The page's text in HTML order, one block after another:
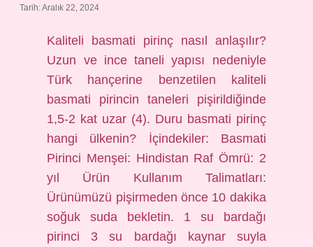
Tarih: Aralık 22, 2024
Kaliteli basmati pirinç nasıl anlaşılır?
Uzun ve ince taneli yapısı nedeniyle
Türk hançerine benzetilen kaliteli
basmati pirincin taneleri pişirildiğinde
1,5-2 kat uzar (4). Duru basmati pirinç
hangi ülkenin? İçindekiler: Basmati
Pirinci Menşei: Hindistan Raf Ömrü: 2
yıl Ürün Kullanım Talimatları:
Ürünümüzü pişirmeden önce 10 dakika
soğuk suda bekletin. 1 su bardağı
pirinci 3 su bardağı kaynar suyla